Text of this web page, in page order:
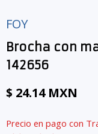
FOY
Brocha con
142656
$ 24.14 MXN
Precio en pago con